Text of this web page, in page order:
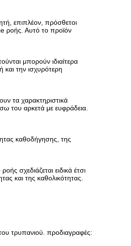
επιπλέον, πρόσθετοι
ροής. Αυτό το προϊόν
μπορούν ιδιαίτερα
την ισχυρότερη
τα χαρακτηριστικά
του αρκετά με ευφράδεια.
καθοδήγησης, της
σχεδιάζεται ειδικά έτσι
και της καθολικότητας.
τρυπανιού. προδιαγραφές: